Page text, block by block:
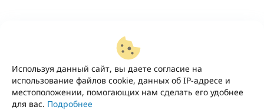
Используя данный сайт, вы даете согласие на
использование файлов cookie, данных об IP-адресе и
местоположении, помогающих нам сделать его удобнее
для вас. Подробнее